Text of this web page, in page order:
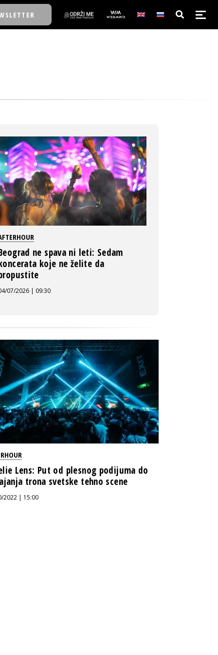
ne spava ni leti: Sedam
koje ne želite da
07/2026 | 09:30
Lens: Put od plesnog podijuma do
trona svetske tehno scene
2022 | 15:00